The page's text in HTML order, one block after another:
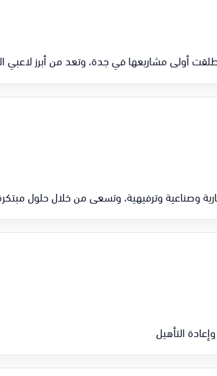
مشاريعها في جدة، وتعد من أبرز لاعبي السوق
وصناعية وترفيهية، وتسعى من خلال حلول
التأهيل